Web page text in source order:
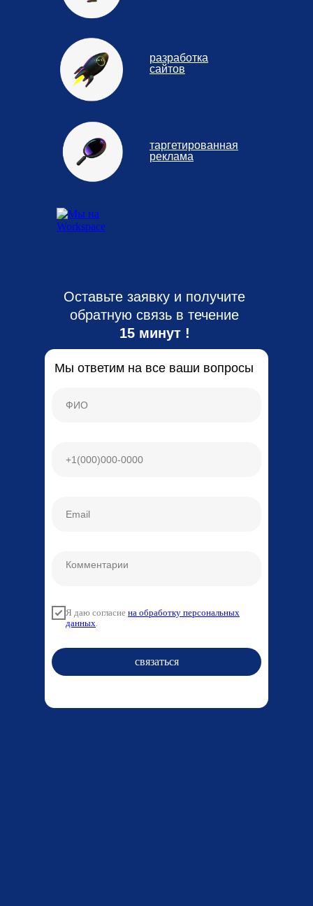
разработка
сайтов
таргетированная
реклама
Оставьте заявку и получите
обратную связь в течение
15 минут !
Мы ответим на все ваши вопросы
Я даю согласие на обработку персональных
данных.
связаться